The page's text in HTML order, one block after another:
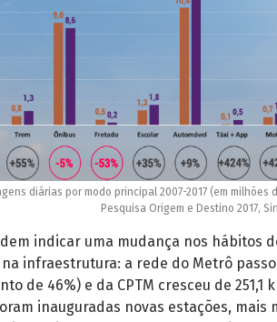
diárias por modo principal 2007-2017 (em milhões
Pesquisa Origem e Destino 2017,
indicar uma mudança nos hábitos
infraestrutura: a rede do Metrô
de 46%) e da CPTM cresceu de 251,1
inauguradas novas estações, mais